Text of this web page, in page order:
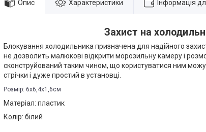
Опис Характеристики Інформація
Захист на
Блокування холодильника призначена для надійного
не дозволить малюкові відкрити морозильну камеру і
сконструйований таким чином, що користуватися ним
стрічки і дуже простий в установці.
Розмір: 6х6,4х1,6см
Матеріал: пластик
Колір: білий